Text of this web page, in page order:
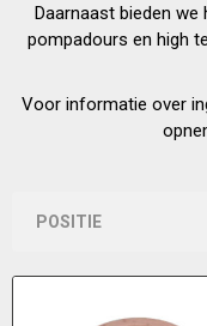
Daarnaast bieden
pompadours en high
Voor informatie over